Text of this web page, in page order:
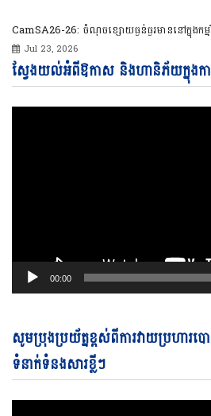
CamSA26-26: ចំណុចខ្សោយធ្ងន់ធ្ងរមាននៅក្នុងកម្
Jul 23, 2026
ស្វែងយល់អំពីឱកាស និងហានិភ័យក្នុងកា
00:00
សូមប្រុងប្រយ័ត្នខ្ពស់ពីការវាយប្រហារប
ទំនាក់ទំនងសារខ្លីៗ